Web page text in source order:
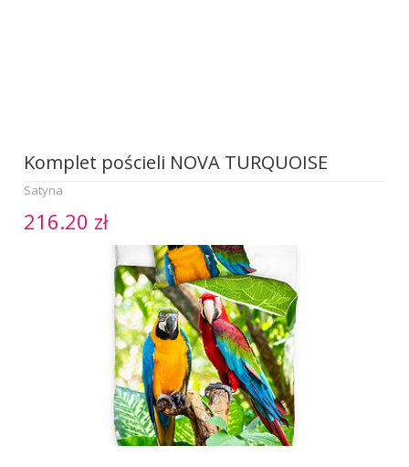
Komplet pościeli NOVA TURQUOISE
Satyna
216.20 zł